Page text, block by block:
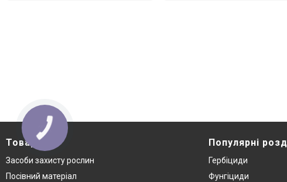
Товари
Засоби захисту рослин
Посівний матеріал
Популярні
Гербіциди
Фунгіциди
КНОПКА
ЗВ'ЯЗКУ